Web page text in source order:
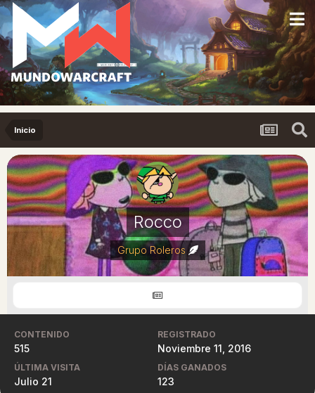
Inicio
Rocco
Grupo Roleros
CONTENIDO
515
REGISTRADO
Noviembre 11, 2016
ÚLTIMA VISITA
Julio 21
DÍAS GANADOS
123